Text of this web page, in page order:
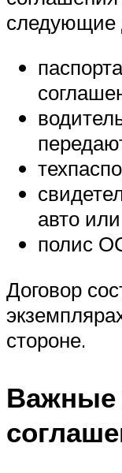
следующие
авто
полис
Договор
стороне.
Важные